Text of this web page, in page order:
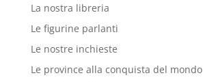
La nostra libreria
Le figurine parlanti
Le nostre inchieste
Le province alla conquista del mondo